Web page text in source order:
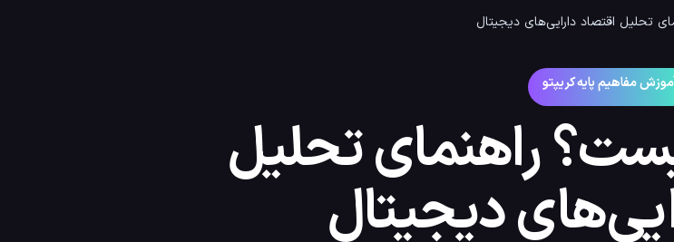
تحلیل اقتصاد دارایی‌های دیجیتال
مفاهیم پایه کریپتو
راهنمای تحلیل
دیجیتال